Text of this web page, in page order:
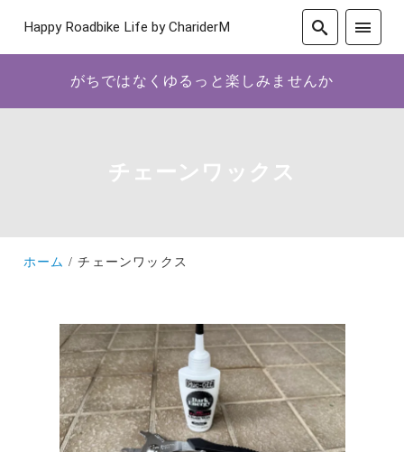
Happy Roadbike Life by ChariderM
がちではなくゆるっと楽しみませんか
チェーンワックス
ホーム チェーンワックス